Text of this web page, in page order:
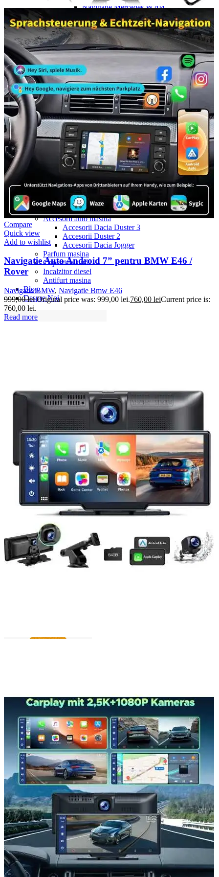
Navigație Mercedes W204
Navigație Mercedes W211
Navigație Mercedes Sprinter
Passat
Navigație Passat B5
Navigație Passat B5 5
Navigație Passat B7
Navigație Passat B8
Navigație Passat CC
Skoda
Navigație Skoda Fabia 1
Navigație Skoda Fabia 2
Navigație Skoda Octavia 1
Navigație Skoda Octavia 2
Navigație Skoda Octavia 3
Navigație Skoda Rapid
Navigație Skoda Superb 1
Navigație Skoda Superb 2
Navigație Toyota Avensis T25
Portbagaj Plafon Auto
Sub 350 Litri
Peste 350 Litri
Peste 450 litri
Accesorii auto masina
Accesorii Dacia Duster 3
Accesorii Duster 2
Accesorii Dacia Jogger
Parfum masina
Copertine auto
Incalzitor diesel
Antifurt masina
Blog
Despre Noi
Login / Register
0items 0,00 lei
Compare
Quick view
Add to wishlist
Navigatie Auto Android 7” pentru BMW E46 /
Rover
Navigatie BMW, Navigatie Bmw E46
999,00lei Original price was: 999,00 lei.760,00 leiCurrent price is:
760,00 lei.
Read more